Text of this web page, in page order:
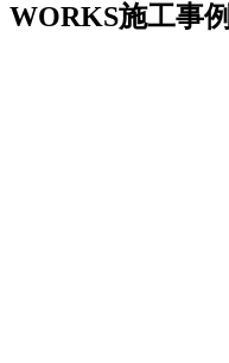
WORKS施工事例